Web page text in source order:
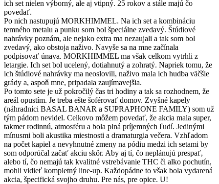
ich set nielen výborný, ale aj vtipný. 25 rokov a stále majú čo
povedať.
Po nich nastupujú MORKHIMMEL. Na ich set a kombináciu
temného metalu a punku som bol špeciálne zvedavý. Štúdiové
nahrávky poznám, ale nejako extra ma nezaujali a tak som bol
zvedavý, ako obstoja naživo. Navyše sa na mne začínala
podpisovať únava. MORKHIMMEL ma však celkom vytrhli z
letargie. Ich set bol ucelený, dotiahnutý a zohratý. Napriek tomu, že
ich štúdiové nahrávky ma neoslovili, naživo mala ich hudba väčšie
grády a, aspoň mne, pripadala zaujímavejšia.
Po tomto sete je už pokročilý čas tri hodiny a tak sa rozhodnem, že
areál opustím. Je treba ešte šoférovať domov. Zvyšné kapely
(náhradníci BASAL BANAR a SUPRAPHONE FAMILY) som už
tým pádom nevidel. Celkovo môžem povedať, že akcia mala super,
takmer rodinnú, atmosféru a bola plná príjemných ľudí. Jedinými
mínusmi boli akustika miestnosti a dramaturgia večera. Vzhľadom
na počet kapiel a nevyhnutné zmeny na pódiu medzi ich setami by
som odporúčal začať akciu skôr. Aby aj tí, čo neplánujú prespať,
alebo tí, čo nemajú tak kvalitné vstrebávanie THC či alko pochutín,
mohli vidieť kompletný line-up. Každopádne to však bola vydarená
akcia, špecifická svojho druhu. Pre nás, pre opice. U!